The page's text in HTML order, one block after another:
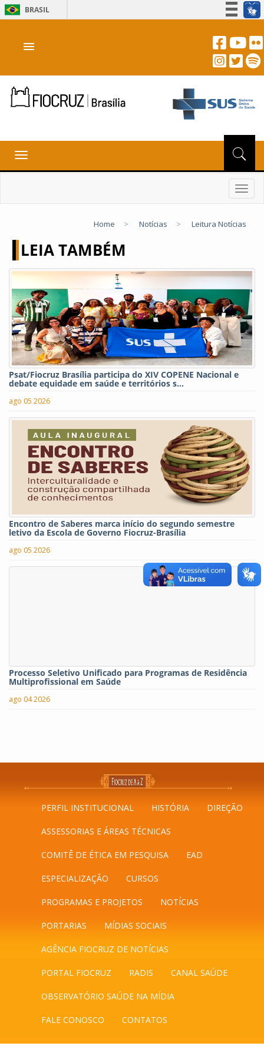
BRASIL
Acesso à informação
Canais
menu
Toggle
navigation
Home > Notícias > Leitura Notícias
LEIA TAMBÉM
Psat/Fiocruz Brasília participa do XIV COPENE Nacional e
debate equidade em saúde e territórios s...
ago 05 2026
Encontro de Saberes marca início do segundo semestre
letivo da Escola de Governo Fiocruz-Brasília
ago 05 2026
Processo Seletivo Unificado para Programas de Residência
Multiprofissional em Saúde
ago 04 2026
PERFIL INSTITUCIONAL HISTÓRIA DIREÇÃO
ASSESSORIAS E ÁREAS TÉCNICAS
COMITÊ DE ÉTICA EM PESQUISA EAD
ESPECIALIZAÇÃO CURSOS
PROGRAMAS E PROJETOS NOTÍCIAS
PORTARIAS MÍDIAS SOCIAIS
AGÊNCIA FIOCRUZ DE NOTÍCIAS
PORTAL FIOCRUZ RADIS CANAL SAÚDE
OBSERVATÓRIO SAÚDE NA MÍDIA
FALE CONOSCO CONTATOS